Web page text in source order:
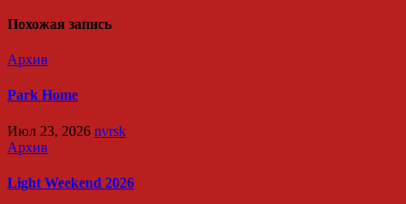
Похожая запись
Архив
Park Home
Июл 23, 2026 nvrsk
Архив
Light Weekend 2026